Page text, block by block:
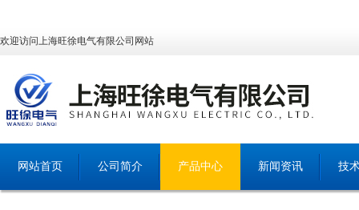
欢迎访问上海旺徐电气有限公司网站
网站首页 公司简介 产品中心 新闻资讯 技